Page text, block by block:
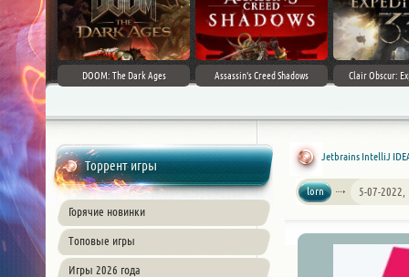
DOOM: The Dark Ages Assassin's Creed Shadows Clair Obscur:
Торрент игры
Горячие новинки
Топовые игры
Игры 2026 года
Jetbrains IntelliJ
lorn 5-07-2022,